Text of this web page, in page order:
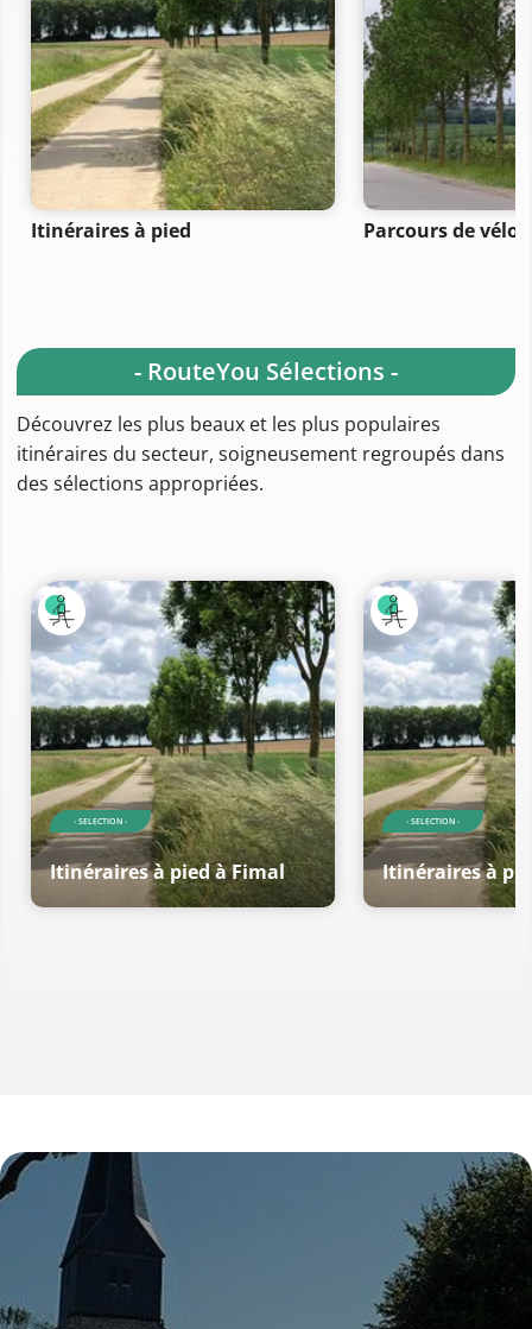
Itinéraires à pied Parcours de vélo
- RouteYou Sélections -
Découvrez les plus beaux et les plus populaires
itinéraires du secteur, soigneusement regroupés dans
des sélections appropriées.
- SELECTION -
Itinéraires à pied à Fimal
- SELECTION -
Itinéraires à